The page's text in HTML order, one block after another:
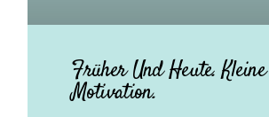
Früher Und Heute. Kleine
Motivation.